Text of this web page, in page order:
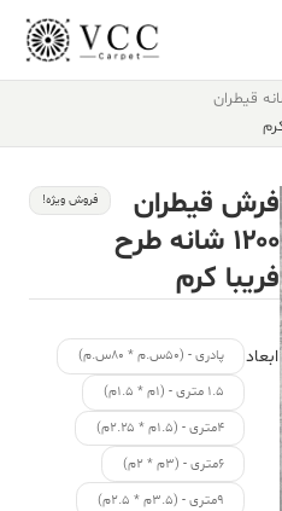
فرش قیطران
۱۲۰۰ شانه طرح
فریبا کرم
فروش ویژه!
ابعاد
پادری - (۵۰س.م * ۸۰س.م)
۱.۵ متری - (۱م * ۱.۵م)
۴متری - (۱.۵م * ۲.۲۵م)
۶متری - (۳م * ۲م)
۹متری - (۳.۵م * ۲.۵م)